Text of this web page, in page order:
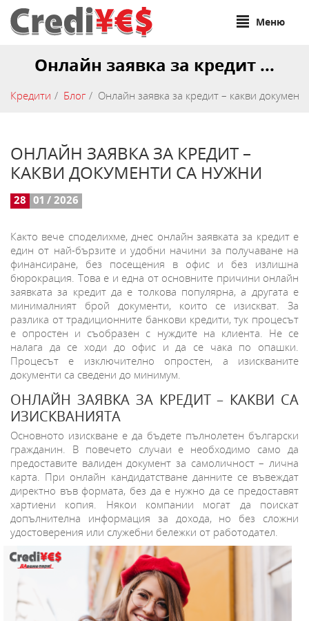
Меню
Онлайн заявка за кредит ...
Кредити Блог Онлайн заявка за кредит – какви
ОНЛАЙН ЗАЯВКА ЗА КРЕДИТ –
КАКВИ ДОКУМЕНТИ СА НУЖНИ
28 01 / 2026
Както вече споделихме, днес онлайн заявката за кредит е
един от най-бързите и удобни начини за получаване на
финансиране, без посещения в офис и без излишна
бюрокрация. Това е и една от основните причини онлайн
заявката за кредит да е толкова популярна, а другата е
минималният брой документи, които се изискват. За
разлика от традиционните банкови кредити, тук процесът
е опростен и съобразен с нуждите на клиента. Не се
налага да се ходи до офис и да се чака по опашки.
Процесът е изключително опростен, а изискваните
документи са сведени до минимум.
ОНЛАЙН ЗАЯВКА ЗА КРЕДИТ – КАКВИ СА
ИЗИСКВАНИЯТА
Основното изискване е да бъдете пълнолетен български
гражданин. В повечето случаи е необходимо само да
предоставите валиден документ за самоличност – лична
карта. При онлайн кандидатстване данните се въвеждат
директно във формата, без да е нужно да се предоставят
хартиени копия. Някои компании могат да поискат
допълнителна информация за дохода, но без сложни
удостоверения или служебни бележки от работодател.